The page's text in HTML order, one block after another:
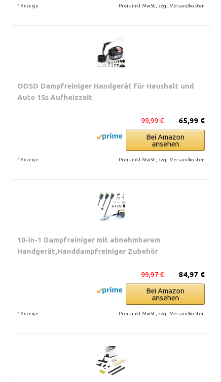
* Anzeige Preis inkl. MwSt., zzgl. Versandkosten
ODSD Dampfreiniger Handgerät für Haushalt und
Auto 15s Aufheizzeit
65,99 €
99,99 €
Bei Amazon
ansehen
* Anzeige Preis inkl. MwSt., zzgl. Versandkosten
10-in-1 Dampfreiniger mit abnehmbarem
Handgerät,Handdampfreiniger Zubehör
84,97 €
99,97 €
Bei Amazon
ansehen
* Anzeige Preis inkl. MwSt., zzgl. Versandkosten